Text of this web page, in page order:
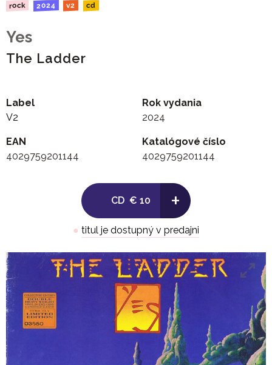
rock 2024 v2 cd
Yes
The Ladder
Label
V2
Rok vydania
2024
EAN
4029759201144
Katalógové číslo
4029759201144
CD € 10 +
● titul je dostupný v predajni